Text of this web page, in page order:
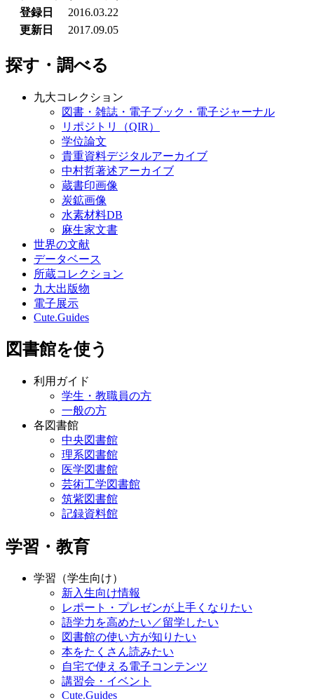
登録日
2016.03.22
更新日
2017.09.05
探す・調べる
九大コレクション
図書・雑誌・電子ブック・電子ジャーナル
リポジトリ（QIR）
学位論文
貴重資料デジタルアーカイブ
中村哲著述アーカイブ
蔵書印画像
炭鉱画像
水素材料DB
麻生家文書
世界の文献
データベース
所蔵コレクション
九大出版物
電子展示
Cute.Guides
図書館を使う
利用ガイド
学生・教職員の方
一般の方
各図書館
中央図書館
理系図書館
医学図書館
芸術工学図書館
筑紫図書館
記録資料館
学習・教育
学習（学生向け）
新入生向け情報
レポート・プレゼンが上手くなりたい
語学力を高めたい／留学したい
図書館の使い方が知りたい
本をたくさん読みたい
自宅で使える電子コンテンツ
講習会・イベント
Cute.Guides